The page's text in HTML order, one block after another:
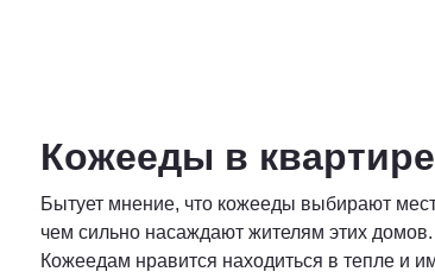
Кожееды в
Бытует мнение, что кожееды выбирают
чем сильно насаждают жителям этих домов.
Кожеедам нравится находиться в тепле и